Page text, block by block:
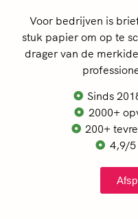
Voor bedrijven is
stuk papier om op te
drager van de
Sinds
2000+
200+
4,9/5